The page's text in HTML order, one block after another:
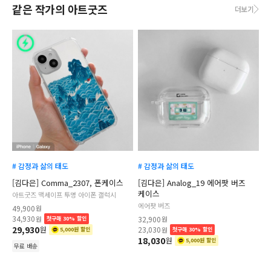
같은 작가의 아트굿즈 더보기
# 감정과 삶의 태도
[김다은] Comma_2307, 폰케이스
아트굿즈 맥세이프 투명 아이폰 갤럭시
49,900원
34,930원 첫구매 30% 할인
29,930원 5,000원 할인
무료 배송
# 감정과 삶의 태도
[김다은] Analog_19 에어팟 버즈
케이스
에어팟 버즈
32,900원
23,030원 첫구매 30% 할인
18,030원 5,000원 할인